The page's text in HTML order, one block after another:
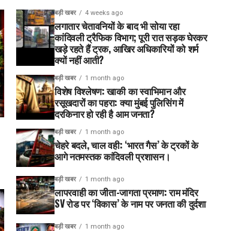
बड़ी खबर 4 weeks ago
लगातार चेतावनियों के बाद भी सोया रहा
कांदिवली ट्रैफिक विभाग; पूरी रात सड़क घेरकर
खड़े रहते हैं ट्रक, आखिर अधिकारियों को शर्म
क्यों नहीं आती?
बड़ी खबर 1 month ago
विशेष विश्लेषण: खाकी का स्वाभिमान और
रसूखदारों का पहरा: क्या मुंबई पुलिसिंग में
दरकिनार हो रही है आम जनता?
बड़ी खबर 1 month ago
चेहरे बदले, चाल वही: ‘भारत गैस’ के ट्रकों के
आगे नतमस्तक कांदिवली प्रशासन।
बड़ी खबर 1 month ago
लापरवाही का जीता-जागता प्रमाण: राम मंदिर
SV रोड पर ‘विकास’ के नाम पर जनता की दुर्दशा
बड़ी खबर 1 month ago